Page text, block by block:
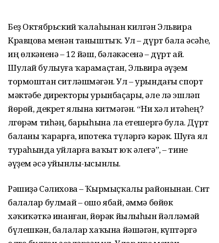
Беҙ Октябрьский ҡалаһынан килгән Эльвира
Кравцова менән таныштыҡ. Ул – дүрт бала әсәһе,
иң өлкәненә – 12 йәш, бәләкәсенә – дүрт ай.
Шулай булыуға ҡарамаҫтан, Эльвира әүҙем
тормоштан ситләшмәгән. Ул – урындағы спорт
мәктәбе директоры урынбаҫары, әле лә эшләп
йөрөй, декрет ялына китмәгән. “Ни хәл итәһең?
Өлгөрәм тиһәң, барыһына ла етешергә була. Дүрт
баланы ҡарарға, ипотека түләргә кәрәк. Шуға ял
тураһында уйларға ваҡыт юҡ әлегә”, – тине
әүҙем әсә уйынлы-ысынлы.
Рәшиҙә Сәлихова – Ҡырмыҫҡалы районынан. Сит
балалар булмай – ошо ябай, әммә бөйөк
хәҡиҡәткә инанған, йөрәк йылыһын йәлләмәй
бүлешкән, балалар хаҡына йәшәгән, күптәргә